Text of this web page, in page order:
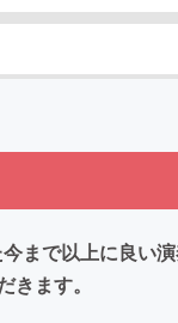
まで以上に良い
ます。